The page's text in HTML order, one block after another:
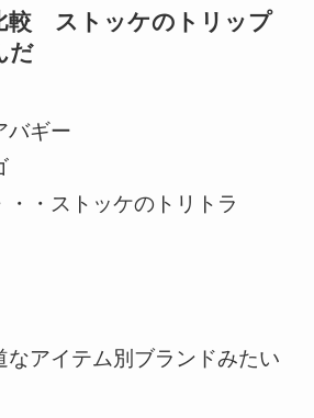
較 ストッケのトリップ
だ
バギー
・ストッケのトリトラ
なアイテム別ブランドみたい